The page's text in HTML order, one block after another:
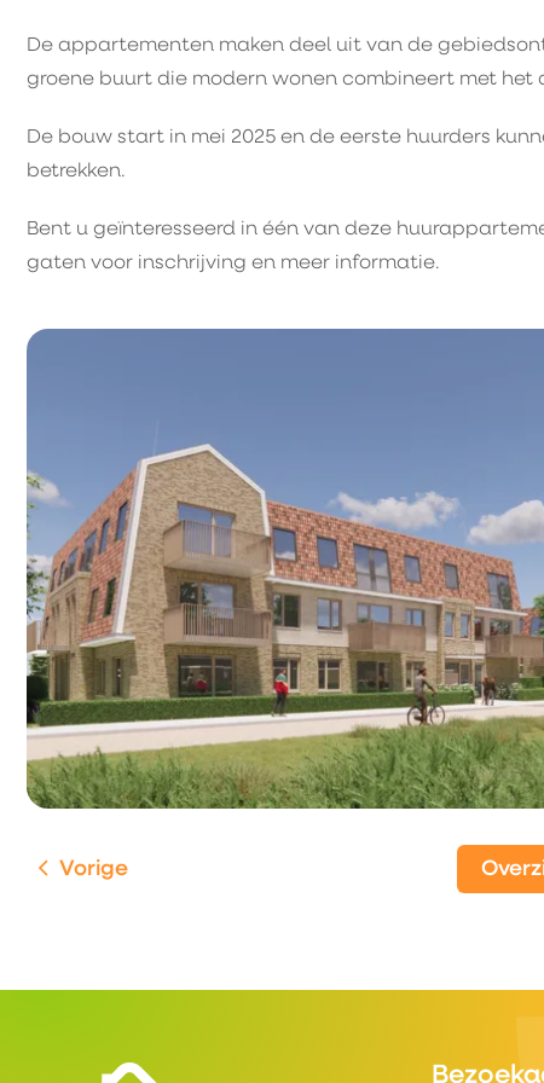
De appartementen maken deel uit van de
groene buurt die modern wonen combineert met het
De bouw start in mei 2025 en de eerste huurders
betrekken.
Bent u geïnteresseerd in één van deze
gaten voor inschrijving en meer informatie.
Vorige